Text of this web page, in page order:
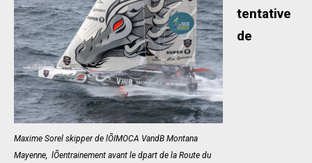
Maxime Sorel skipper de lÕIMOCA VandB Montana
Mayenne,  lÕentrainement avant le dpart de la Route du
tentative
de